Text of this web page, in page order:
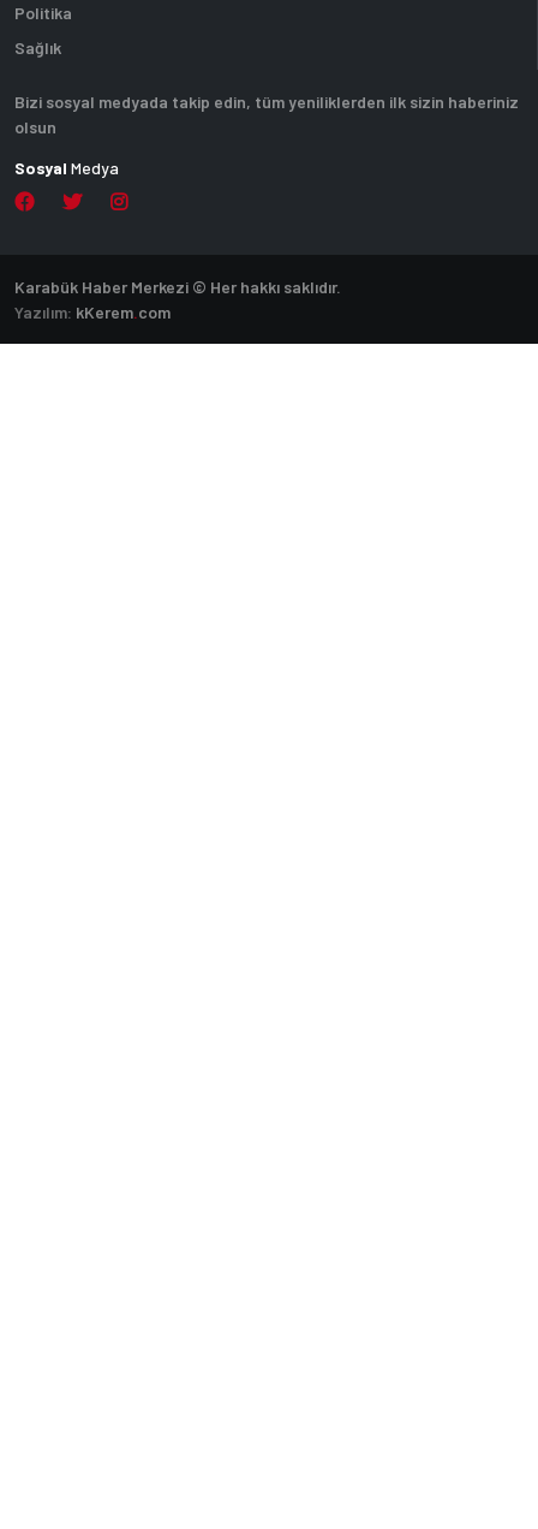
Politika
Sağlık
Bizi sosyal medyada takip edin, tüm yeniliklerden ilk sizin haberiniz
olsun
Sosyal Medya
Karabük Haber Merkezi © Her hakkı saklıdır.
Yazılım: kKerem.com